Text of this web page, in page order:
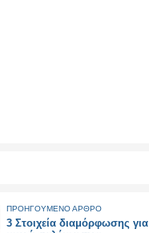
ΠΡΟΗΓΟΥΜΕΝΟ ΑΡΘΡΟ
3 Στοιχεία διαμόρφωσης για